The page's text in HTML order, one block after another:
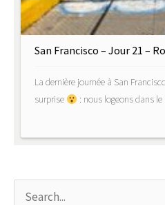
La dernière journée à San
surprise
: nous logeons dans
Rechercher :